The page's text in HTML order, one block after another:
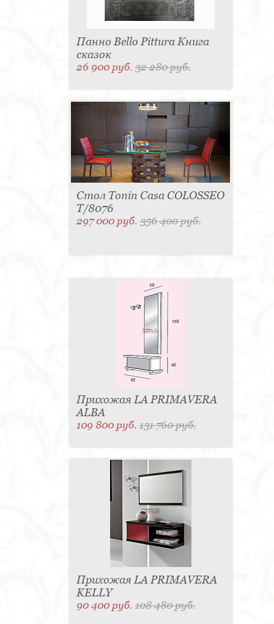
Панно Bello Pittura Книга
сказок
26 900 руб.32 280 руб.
Стол Tonin Casa COLOSSEO
T/8076
297 000 руб.356 400 руб.
Прихожая LA PRIMAVERA
ALBA
109 800 руб.131 760 руб.
Прихожая LA PRIMAVERA
KELLY
90 400 руб.108 480 руб.